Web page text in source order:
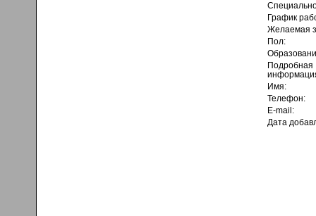
График
Желаемая
Пол:
Подробная
Имя:
Телефон:
E-mail:
Дата